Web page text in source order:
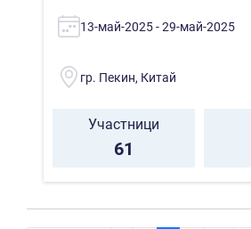
13-май-2025 - 29-май-2025
гр. Пекин, Китай
Участници
61